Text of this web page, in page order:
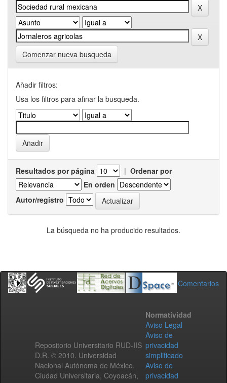
Comenzar nueva busqueda
Añadir filtros:
Usa los filtros para afinar la busqueda.
Resultados por página | Ordenar por
En orden
Autor/registro
La búsqueda no ha producido resultados.
Comentarios
Repositorio Universitario RUD-IIS
D.R. © 2010. Universidad
Nacional Autónoma de México.
Ciudad Universitaria, Coyoacán,
Normatividad
Aviso Legal
Aviso de
privacidad
simplificado
Aviso de
privacidad